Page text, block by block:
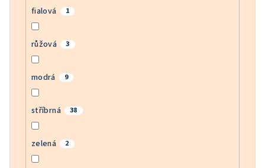
fialová 1
růžová 3
modrá 9
stříbrná 38
zelená 2